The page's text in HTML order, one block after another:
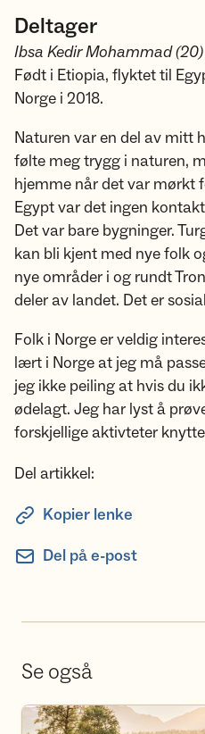
Deltager
Ibsa Kedir Mohammad (20)
Født i Etiopia, flyktet til
Norge i 2018.
Naturen var en del av mitt
følte meg trygg i naturen,
hjemme når det var mørkt
Egypt var det ingen
Det var bare bygninger.
kan bli kjent med nye folk
nye områder i og rundt
deler av landet. Det er
Folk i Norge er veldig
lært i Norge at jeg må
jeg ikke peiling at hvis du
ødelagt. Jeg har lyst å
forskjellige aktivteter
Del artikkel:
Kopier lenke
Del på e-post
Se også
Bestill overnatting på hyttene